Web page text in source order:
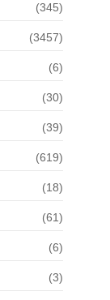
(345)
(3457)
(6)
(30)
(39)
(619)
(18)
(61)
(6)
(3)